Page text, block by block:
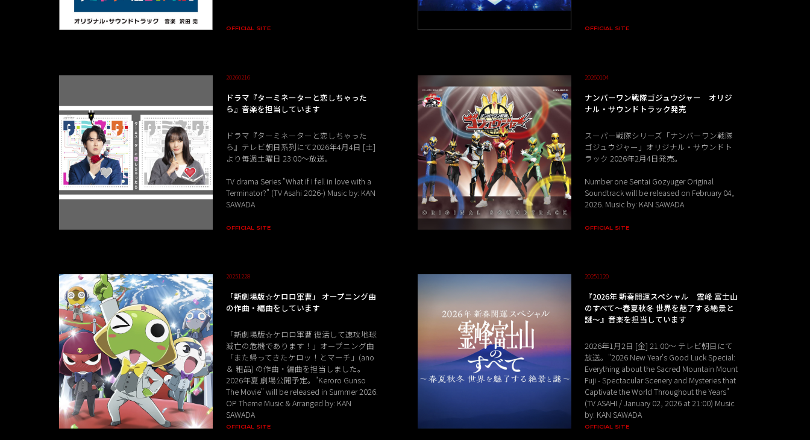
OFFICIAL SITE OFFICIAL SITE
20260216
ドラマ『ターミネーターと恋しちゃった
ら』音楽を担当しています
ドラマ『ターミネーターと恋しちゃった
ら』テレビ朝日系列にて2026年4月4日 [土]
より毎週土曜日 23:00〜放送。
TV drama Series "What if I fell in love with a
Terminator?" (TV Asahi 2026-) Music by: KAN
SAWADA
OFFICIAL SITE
20260104
ナンバーワン戦隊ゴジュウジャー オリジ
ナル・サウンドトラック発売
スーパー戦隊シリーズ「ナンバーワン戦隊
ゴジュウジャー」オリジナル・サウンドト
ラック 2026年2月4日発売。
Number one Sentai Gozyuger Original
Soundtrack will be released on February 04,
2026. Music by: KAN SAWADA
OFFICIAL SITE
20251228
「新劇場版☆ケロロ軍曹」 オープニング曲
の作曲・編曲をしています
「新劇場版☆ケロロ軍曹 復活して速攻地球
滅亡の危機であります！」オープニング曲
「また帰ってきたケロッ！とマーチ」(ano
＆ 粗品) の作曲・編曲を担当しました。
2026年夏 劇場公開予定。"Keroro Gunso
The Movie" will be released in Summer 2026.
OP Theme Music & Arranged by: KAN
SAWADA
OFFICIAL SITE
20251120
『2026年 新春開運スペシャル 霊峰 富士山
のすべて～春夏秋冬 世界を魅了する絶景と
謎～』音楽を担当しています
2026年1月2日 [金] 21:00～ テレビ朝日にて
放送。"2026 New Year's Good Luck Special:
Everything about the Sacred Mountain Mount
Fuji - Spectacular Scenery and Mysteries that
Captivate the World Throughout the Years"
(TV ASAHI / January 02, 2026 at 21:00) Music
by: KAN SAWADA
OFFICIAL SITE